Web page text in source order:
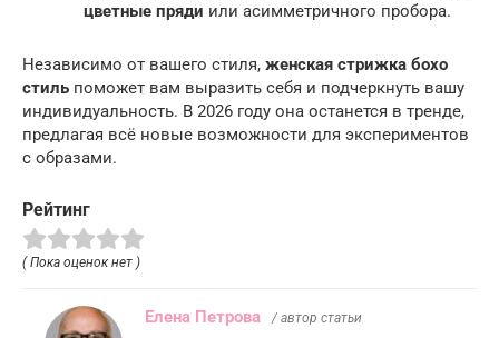
цветные пряди или асимметричного пробора.
Независимо от вашего стиля, женская стрижка бохо
стиль поможет вам выразить себя и подчеркнуть вашу
индивидуальность. В 2026 году она останется в тренде,
предлагая всё новые возможности для экспериментов
с образами.
Рейтинг
( Пока оценок нет )
Елена Петрова / автор статьи